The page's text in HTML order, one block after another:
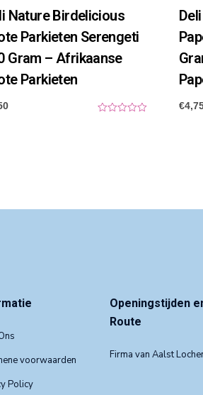
Nature Birdelicious
Parkieten Serengeti
Gram – Afrikaanse
Parkieten
€
voorwaarden
Policy
Openingstijden
Route
Firma van Aalst